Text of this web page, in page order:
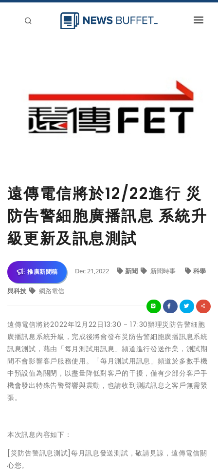
遠傳電信將於12/22進行 災
防告警細胞廣播訊息 系統升
級更新及訊息測試
推廣新聞稿 Dec 21,2022 新聞 新聞時事 科學
與科技 網路電信
遠傳電信將於2022年12月22日13:30 - 17:30辦理災防告警細胞
廣播訊息系統升級，完成後將會發布災防告警細胞廣播訊息系統
訊息測試，藉由「每月測試用訊息」頻道進行發送作業，測試期
間不會影響客戶服務使用。「每月測試用訊息」頻道於多數手機
中預設值為關閉，以盡量降低對客戶的干擾，僅有少部分客戶手
機會發出特殊告警聲響與震動，也請收到測試訊息之客戶無需緊
張。
本次訊息內容如下：
[災防告警訊息測試]每月訊息發送測試，敬請見諒，遠傳電信關
心您。